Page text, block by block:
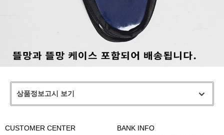
상품정보고시 보기
CUSTOMER CENTER BANK INFO